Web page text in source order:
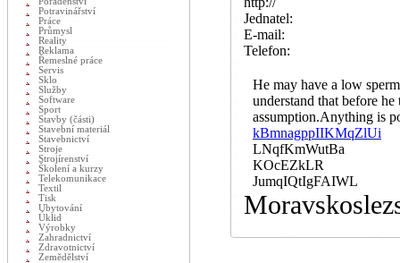
Jednatel:
E-mail:
Telefon:
He may have a low
understand that before
assumption.Anything is
kBmnagppIIKMqZlUi
LNqfKmWutBa
KOcEZkLR
JumqIQtIgFAIWL
Potravinářství
Práce
Průmysl
Reality
Reklama
Řemeslné práce
Servis
Sklo
Služby
Software
Sport
Stavby (části)
Stavební materiál
Stavebnictví
Stroje
Strojírenství
Školení a kurzy
Telekomunikace
Textil
Tisk
Ubytování
Úklid
Výrobky
Zahradnictví
Zdravotnictví
Zemědělství